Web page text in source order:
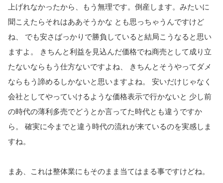
上げれなかったから、もう無理です。倒産します。みたいに
聞こえたらそれはああそうかな とも思っちゃうんですけど
ね、 でも安さばっかりで勝負していると結局こうなると思い
ますよ。 きちんと利益を見込んだ価格でね商売として成り立
たないならもう仕方ないですよね、 きちんとそうやってダメ
ならもう諦めるしかないと思いますよね。 安いだけじゃなく
会社としてやっていけるような価格表示で行かないと 少し前
の時代の薄利多売でどうとか言ってた時代とも違うですか
ら。 確実に今までと違う時代の流れが来ているのを実感しま
すね。
まあ、これは整体業にもそのまま当てはまる事ですけどね。